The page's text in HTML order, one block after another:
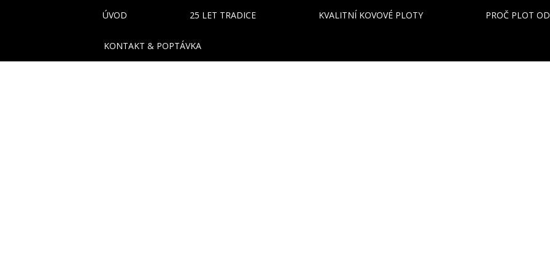
ÚVOD 25 LET TRADICE KVALITNÍ KOVOVÉ PLOTY PROČ PLOT
KONTAKT & POPTÁVKA